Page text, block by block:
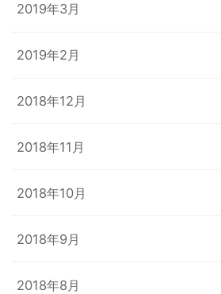
2019年3月
2019年2月
2018年12月
2018年11月
2018年10月
2018年9月
2018年8月